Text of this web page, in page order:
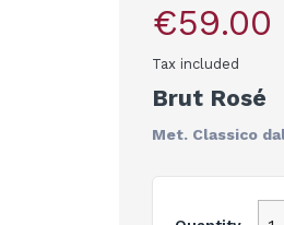
€59.00
Tax included
Brut Rosé
Met. Classico